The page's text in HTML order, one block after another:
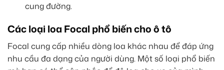
cung đường.
Các loại loa Focal phổ biến cho ô tô
Focal cung cấp nhiều dòng loa khác nhau để đáp ứng
nhu cầu đa dạng của người dùng. Một số loại phổ biến